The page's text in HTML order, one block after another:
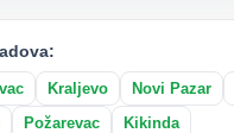
Kraljevo Novi Pazar
Požarevac Kikinda